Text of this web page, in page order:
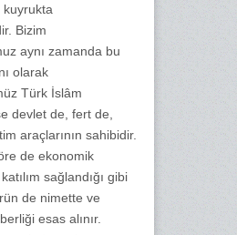
kuyrukta
Bizim
aynı zamanda bu
olarak
Türk İslâm
devlet de, fert de,
araçlarının sahibidir.
de ekonomik
sağlandığı gibi
de nimette ve
esas alınır.